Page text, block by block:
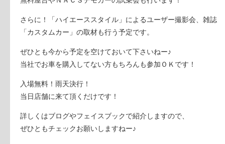
さらに！「ハイエーススタイル」によるユーザー撮影会、雑誌
「カスタムカー」の取材も行う予定です。
ぜひとも今から予定を空けておいて下さいねー♪
当社でお車を購入してない方もちろんも参加ＯＫです！
入場無料！雨天決行！
当日店舗に来て頂くだけです！
詳しくはブログやフェイスブックで紹介しますので、
ぜひともチェックお願いしますねー♪